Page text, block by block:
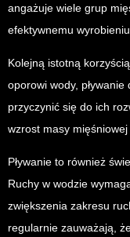
angażuje wiele grup
efektywnemu
Kolejną istotną
oporowi wody,
przyczynić się do ich
wzrost masy mięśniowej
Pływanie to również
Ruchy w wodzie
zwiększenia zakresu
regularnie zauważają,